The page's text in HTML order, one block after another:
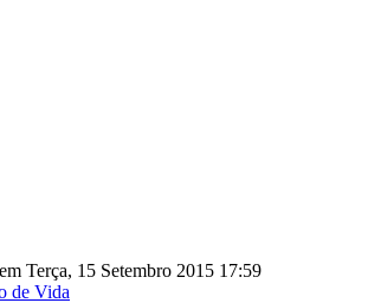
Terça, 15 Setembro 2015 17:59
de Vida